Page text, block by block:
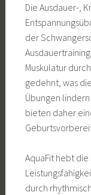
Die Ausdauer-,
der
Muskulatur
gedehnt, was
Übungen
bieten daher
AquaFit hebt
durch